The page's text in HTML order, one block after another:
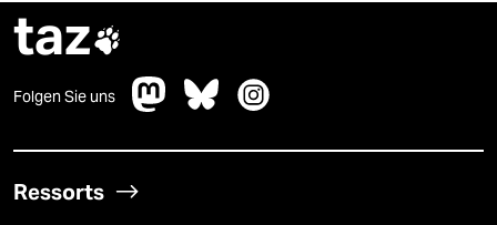
taz
Folgen Sie uns
Ressorts